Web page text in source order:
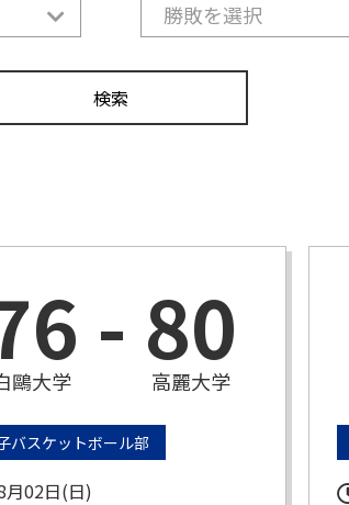
鷗大学 - 80
高麗大学
バスケットボール部
月02日(日)